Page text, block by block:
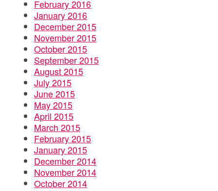
February 2016
January 2016
December 2015
November 2015
October 2015
September 2015
August 2015
July 2015
June 2015
May 2015
April 2015
March 2015
February 2015
January 2015
December 2014
November 2014
October 2014